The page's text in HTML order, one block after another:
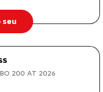
seu
200 AT 2026